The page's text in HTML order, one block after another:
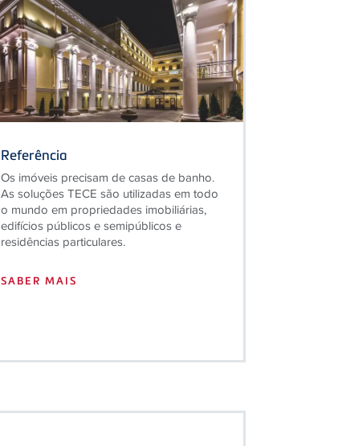
Os imóveis precisam de casas de banho.
As soluções TECE são utilizadas em todo
o mundo em propriedades imobiliárias,
edifícios públicos e semipúblicos e
residências particulares.